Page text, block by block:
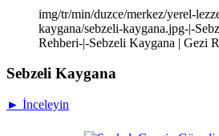
img/tr/min/duzce/merkez/yerel-
kaygana/sebzeli-kaygana.jpg-|-
Rehberi-|-Sebzeli Kaygana | Gezi
Sebzeli Kaygana
► İnceleyin